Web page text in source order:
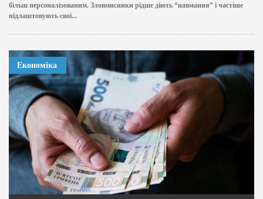
більш персоналізованим. Зловмисники рідше діють “навмання” і частіше
підлаштовують свої...
Економіка